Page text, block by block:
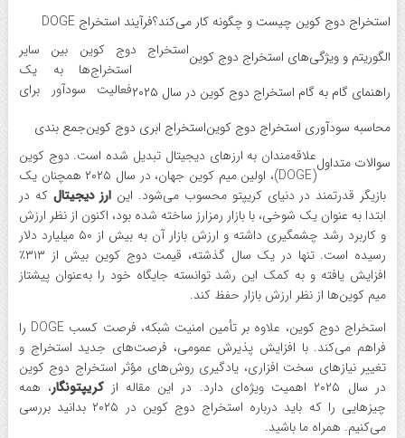
استخراج دوج کوین چیست و چگونه کار می‌کند؟فرآیند استخراج DOGE
الگوریتم و ویژگی‌های استخراج دوج کوین
راهنمای گام به گام استخراج دوج کوین در سال ۲۰۲۵
محاسبه سودآوری استخراج دوج ‌کویناستخراج ابری دوج ‌کوینجمع بندی
سوالات متداول
استخراج دوج کوین بین سایر
استخراج‌ها به یک
فعالیت سودآور برای
علاقه‌مندان به ارزهای دیجیتال تبدیل شده است. دوج کوین
(DOGE)، اولین میم کوین جهان، در سال ۲۰۲۵ همچنان یک
بازیگر قدرتمند در دنیای کریپتو محسوب می‌شود. این ارز دیجیتال که در
ابتدا به‌ عنوان یک شوخی، با بازار رمزارز ساخته شده بود، اکنون از نظر ارزش
و کاربرد رشد چشمگیری داشته و ارزش بازار آن به بیش از ۵۰ میلیارد دلار
رسیده است. تنها در یک سال گذشته، قیمت دوج کوین بیش از ۳۱۳٪
افزایش یافته و به کمک این رشد توانسته جایگاه خود را به‌عنوان پیشتاز
میم کوین‌ها از نظر ارزش بازار حفظ کند.
استخراج دوج کوین، علاوه بر تأمین امنیت شبکه، فرصت کسب DOGE را
فراهم می‌کند. با افزایش پذیرش عمومی، فرصت‌های جدید استخراج و
تغییر نیازهای سخت افزاری، یادگیری روش‌های مؤثر استخراج دوج کوین
در سال ۲۰۲۵ اهمیت ویژه‌ای دارد. در این مقاله از
کریپتونگار، همه
چیزهایی را که باید درباره استخراج دوج کوین در ۲۰۲۵ بدانید بررسی
می‌کنیم. همراه ما باشید.